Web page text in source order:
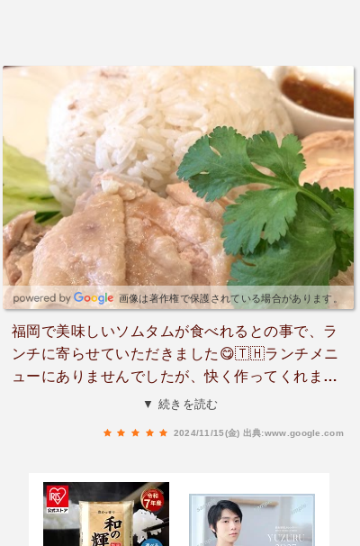
画像は著作権で保護されている場合があります。
福岡で美味しいソムタムが食べれるとの事で、ラ
ンチに寄らせていただきました😋🇹🇭ランチメニ
ューにありませんでしたが、快く作ってくれまし
た！とても美味しかったです。次回は辛さUPでい
▼ 続きを読む
2024/11/15(金) 出典:www.google.com